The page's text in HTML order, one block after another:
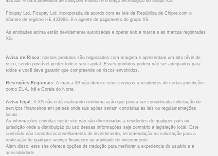
Ficupay Ltd, Ficupay Ltd, incorporada de acordo com as leis da República de Chipre com o
número de registro HE 433983, é o agente de pagamento do grupo XS.
As entidades acima estão devidamente autorizadas a operar sob a marca e as marcas registradas
XS.
Aviso de Risco: nossos produtos são negociados com margem e apresentam um alto nível de
risco, sendo possível perder todo o seu capital. Esses produtos podem não ser adequados para
todos e você deve garantir que compreende os riscos envolvidos.
Restrições Regionais: A marca XS não oferece seus serviços a residentes de certas jurisdições
como EUA, Irã e Coreia do Norte.
Aviso legal: A XS não está realizando nenhuma ação que possa ser considerada solicitação de
serviços financeiros em países onde tais ações seriam contrárias às leis ou regulamentações
locais.
As informações contidas neste site não são direcionadas a residentes de qualquer país ou
jurisdição onde a distribuição ou uso dessas informações seja contrário à legislação local. Este
conteúdo não constitui aconselhamento de investimento, recomendação ou solicitação para a
realização de qualquer serviço financeiro ou atividade de investimento.
Além disso, este site oferece opções de tradução para melhorar a experiência do usuário e a
acessibilidade.